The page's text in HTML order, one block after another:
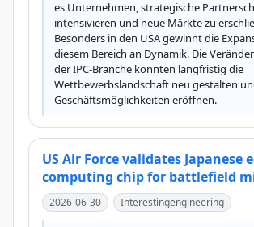
es Unternehmen, strategische
intensivieren und neue Märkte zu
Besonders in den USA gewinnt die
diesem Bereich an Dynamik. Die
der IPC-Branche könnten langfristig die
Wettbewerbslandschaft neu gestalten
Geschäftsmöglichkeiten eröffnen.
US Air Force validates Japanese
computing chip for battlefield
2026-06-30 Interestingengineering